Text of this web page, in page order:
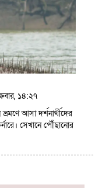
১৪:২৭
আসা দর্শনার্থীদের
সেখানে পৌঁছানোর